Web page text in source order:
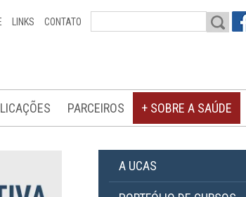
LINKS CONTATO
PARCEIROS + SOBRE A SAÚDE
A UCAS